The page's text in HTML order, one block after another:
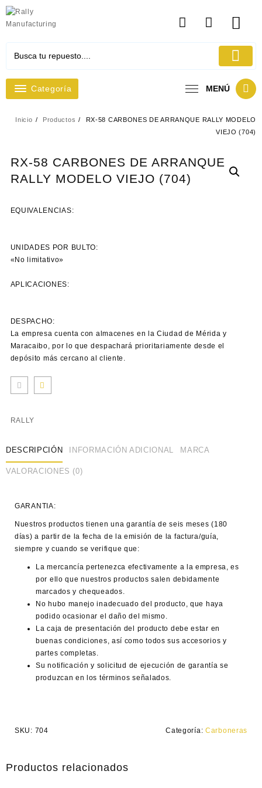
al
Categoría MENÚ
Inicio Productos
RX-58 CARBONES DE ARRANQUE RALLY MODELO
VIEJO (704)
RX-58 CARBONES DE ARRANQUE
RALLY MODELO VIEJO (704)
EQUIVALENCIAS:
UNIDADES POR BULTO:
«No limitativo»
APLICACIONES:
DESPACHO:
La empresa cuenta con almacenes en la Ciudad de Mérida y
Maracaibo, por lo que despachará prioritariamente desde el
depósito más cercano al cliente.
RALLY
DESCRIPCIÓN INFORMACIÓN ADICIONAL MARCA
VALORACIONES (0)
GARANTIA:
Nuestros productos tienen una garantía de seis meses (180
días) a partir de la fecha de la emisión de la factura/guía,
siempre y cuando se verifique que:
La mercancía pertenezca efectivamente a la empresa, es
por ello que nuestros productos salen debidamente
marcados y chequeados.
No hubo manejo inadecuado del producto, que haya
podido ocasionar el daño del mismo.
La caja de presentación del producto debe estar en
buenas condiciones, así como todos sus accesorios y
partes completas.
Su notificación y solicitud de ejecución de garantía se
produzcan en los términos señalados.
SKU: 704 Categoría: Carboneras
Productos relacionados